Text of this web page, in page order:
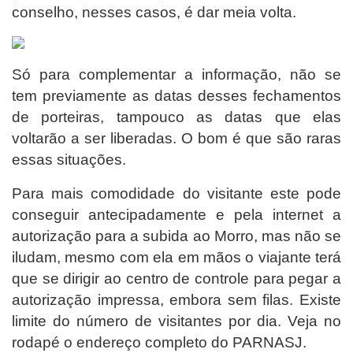
conselho, nesses casos, é dar meia volta.
Só para complementar a informação, não se
tem previamente as datas desses fechamentos
de porteiras, tampouco as datas que elas
voltarão a ser liberadas. O bom é que são raras
essas situações.
Para mais comodidade do visitante este pode
conseguir antecipadamente e pela internet a
autorização para a subida ao Morro, mas não se
iludam, mesmo com ela em mãos o viajante terá
que se dirigir ao centro de controle para pegar a
autorização impressa, embora sem filas. Existe
limite do número de visitantes por dia. Veja no
rodapé o endereço completo do PARNASJ.